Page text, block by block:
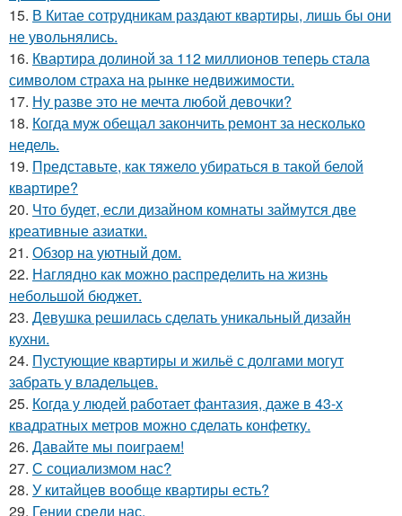
15. В Китае сотрудникам раздают квартиры, лишь бы они
не увольнялись.
16. Квартира долиной за 112 миллионов теперь стала
символом страха на рынке недвижимости.
17. Ну разве это не мечта любой девочки?
18. Когда муж обещал закончить ремонт за несколько
недель.
19. Представьте, как тяжело убираться в такой белой
квартире?
20. Что будет, если дизайном комнаты займутся две
креативные азиатки.
21. Обзор на уютный дом.
22. Наглядно как можно распределить на жизнь
небольшой бюджет.
23. Девушка решилась сделать уникальный дизайн
кухни.
24. Пустующие квартиры и жильё с долгами могут
забрать у владельцев.
25. Когда у людей работает фантазия, даже в 43-х
квадратных метров можно сделать конфетку.
26. Давайте мы поиграем!
27. С социализмом нас?
28. У китайцев вообще квартиры есть?
29. Гении среди нас.